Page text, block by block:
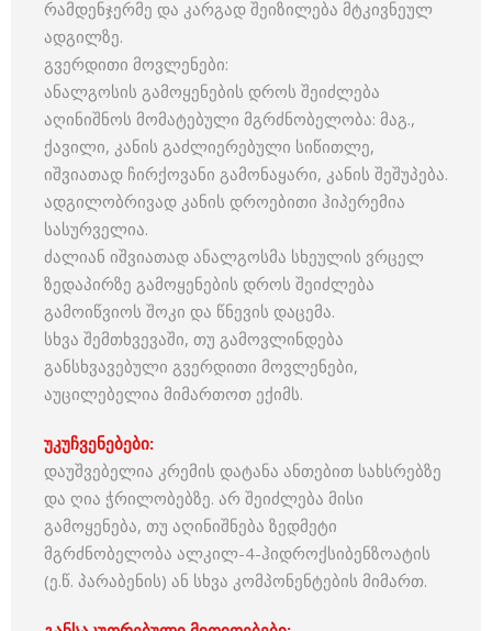
რამდენჯერმე და კარგად შეიზილება მტკივნეულ
ადგილზე.
გვერდითი მოვლენები:
ანალგოსის გამოყენების დროს შეიძლება
აღინიშნოს მომატებული მგრძნობელობა: მაგ.,
ქავილი, კანის გაძლიერებული სიწითლე,
იშვიათად ჩირქოვანი გამონაყარი, კანის შეშუპება.
ადგილობრივად კანის დროებითი ჰიპერემია
სასურველია.
ძალიან იშვიათად ანალგოსმა სხეულის ვრცელ
ზედაპირზე გამოყენების დროს შეიძლება
გამოიწვიოს შოკი და წნევის დაცემა.
სხვა შემთხვევაში, თუ გამოვლინდება
განსხვავებული გვერდითი მოვლენები,
აუცილებელია მიმართოთ ექიმს.
უკუჩვენებები:
დაუშვებელია კრემის დატანა ანთებით სახსრებზე
და ღია ჭრილობებზე. არ შეიძლება მისი
გამოყენება, თუ აღინიშნება ზედმეტი
მგრძნობელობა ალკილ-4-ჰიდროქსიბენზოატის
(ე.წ. პარაბენის) ან სხვა კომპონენტების მიმართ.